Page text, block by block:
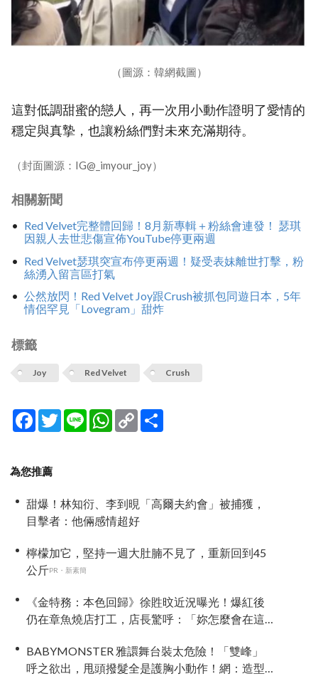
（圖源：韓網截圖）
這對低調甜蜜的戀人，再一次用小動作證明了愛情的
穩定與真摯，也讓粉絲們對未來充滿期待。
（封面圖源：IG@_imyour_joy）
相關新聞
Red Velvet完整體回歸！8月新專輯＋粉絲會連發！ 瑟琪
因親人去世悲傷宣佈YouTube停更兩週
Red Velvet瑟琪突宣布停更兩週！疑受表妹離世打擊，粉
絲湧入留言區打氣
公然放閃！Red Velvet Joy跟Crush被抓包同遊日本，5年
情侶罕見「Lovegram」甜炸
標籤
Joy Red Velvet Crush
Facebook
TwitterLine WhatsApp
Copy
Link
為您推薦
甜爆！林知衍、李到晛「高爾夫約會」被捕獲，
目擊者：他倆感情超好
檸檬加它，堅持一週大肚腩不見了，重新回到45
公斤PR・新素簡
《金特務：本色回歸》徐貹旼近況曝光！爆紅後
仍在章魚燒店打工，店長驚呼：「妳怎麼會在這
BABYMONSTER 雅譞舞台裝太危險！「雙峰」
呼之欲出，甩頭撥髮全是護胸小動作！網：造型